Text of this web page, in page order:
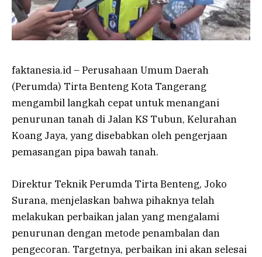
faktanesia.id – Perusahaan Umum Daerah
(Perumda) Tirta Benteng Kota Tangerang
mengambil langkah cepat untuk menangani
penurunan tanah di Jalan KS Tubun, Kelurahan
Koang Jaya, yang disebabkan oleh pengerjaan
pemasangan pipa bawah tanah.
Direktur Teknik Perumda Tirta Benteng, Joko
Surana, menjelaskan bahwa pihaknya telah
melakukan perbaikan jalan yang mengalami
penurunan dengan metode penambalan dan
pengecoran. Targetnya, perbaikan ini akan selesai